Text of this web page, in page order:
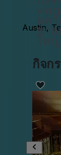
ขาย
Austin,
กิจก